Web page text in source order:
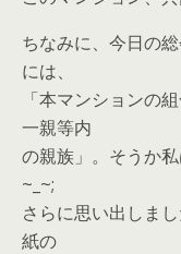
ちなみに、今日の
には、
「本マンションの
一親等内
の親族」。そうか
~_~;
さらに思い出しま
紙の